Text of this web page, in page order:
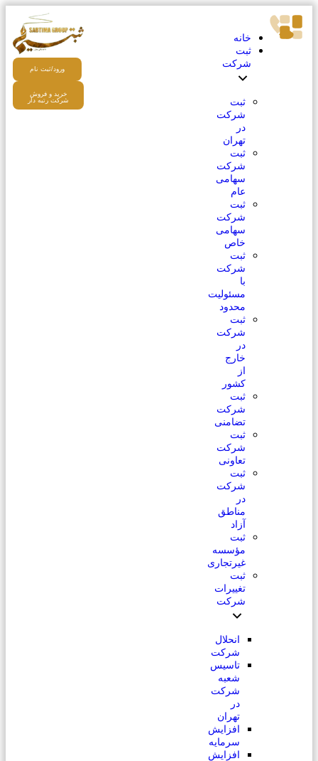
خانه
ثبت
شرکت
ثبت
شرکت
در
تهران
ثبت
شرکت
سهامی
عام
ثبت
شرکت
سهامی
خاص
ثبت
شرکت
با
مسئولیت
محدود
ثبت
شرکت
در
خارج
از
کشور
ثبت
شرکت
تضامنی
ثبت
شرکت
تعاونی
ثبت
شرکت
در
مناطق
آزاد
ثبت
مؤسسه
غیرتجاری
ثبت
تغییرات
شرکت
انحلال
شرکت
تاسیس
شعبه
شرکت
در
تهران
افزایش
سرمایه
افزایش
ورود/ثبت نام
خرید و فروش
شرکت رتبه دار